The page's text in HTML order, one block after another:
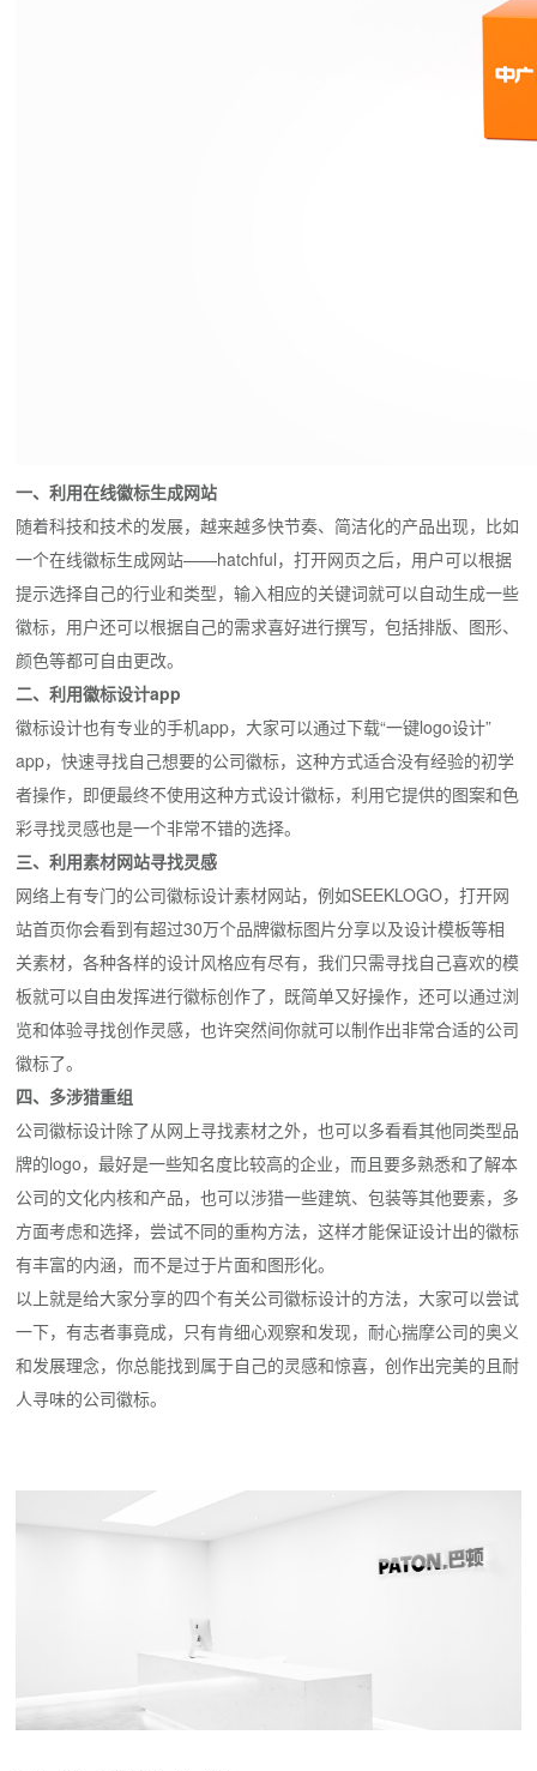
一、利用在线徽标生成网站
随着科技和技术的发展，越来越多快节奏、简洁化的产品出现，比如
一个在线徽标生成网站——hatchful，打开网页之后，用户可以根据
提示选择自己的行业和类型，输入相应的关键词就可以自动生成一些
徽标，用户还可以根据自己的需求喜好进行撰写，包括排版、图形、
颜色等都可自由更改。
二、利用徽标设计app
徽标设计也有专业的手机app，大家可以通过下载“一键logo设计”
app，快速寻找自己想要的公司徽标，这种方式适合没有经验的初学
者操作，即便最终不使用这种方式设计徽标，利用它提供的图案和色
彩寻找灵感也是一个非常不错的选择。
三、利用素材网站寻找灵感
网络上有专门的公司徽标设计素材网站，例如SEEKLOGO，打开网
站首页你会看到有超过30万个品牌徽标图片分享以及设计模板等相
关素材，各种各样的设计风格应有尽有，我们只需寻找自己喜欢的模
板就可以自由发挥进行徽标创作了，既简单又好操作，还可以通过浏
览和体验寻找创作灵感，也许突然间你就可以制作出非常合适的公司
徽标了。
四、多涉猎重组
公司徽标设计除了从网上寻找素材之外，也可以多看看其他同类型品
牌的logo，最好是一些知名度比较高的企业，而且要多熟悉和了解本
公司的文化内核和产品，也可以涉猎一些建筑、包装等其他要素，多
方面考虑和选择，尝试不同的重构方法，这样才能保证设计出的徽标
有丰富的内涵，而不是过于片面和图形化。
以上就是给大家分享的四个有关公司徽标设计的方法，大家可以尝试
一下，有志者事竟成，只有肯细心观察和发现，耐心揣摩公司的奥义
和发展理念，你总能找到属于自己的灵感和惊喜，创作出完美的且耐
人寻味的公司徽标。